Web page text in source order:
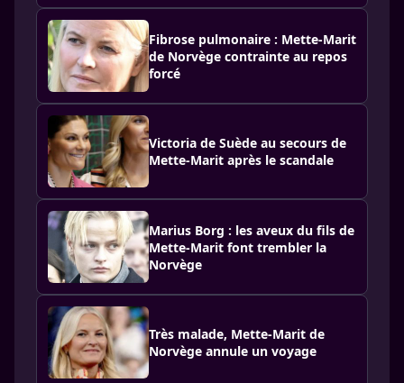
Fibrose pulmonaire : Mette-Marit
de Norvège contrainte au repos
forcé​
Victoria de Suède au secours de
Mette-Marit après le scandale
Marius Borg : les aveux du fils de
Mette-Marit font trembler la
Norvège
Très malade, Mette-Marit de
Norvège annule un voyage